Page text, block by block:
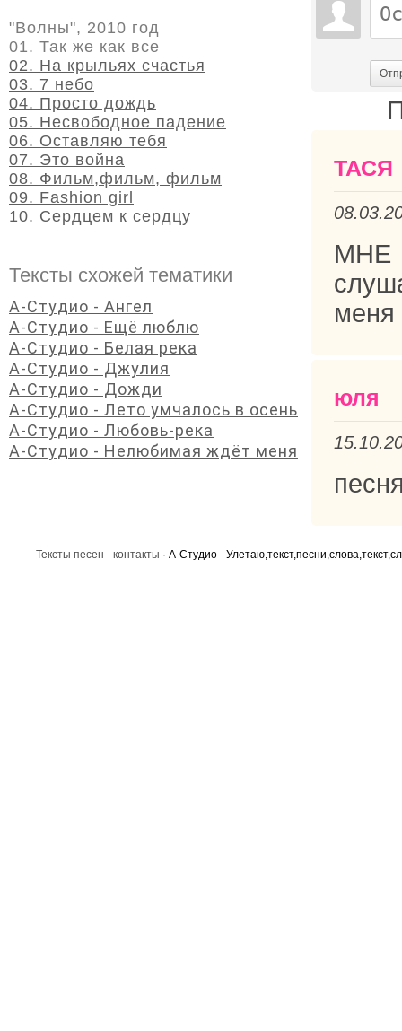
ТАСЯ
МНЕ
меня
юля
"Волны", 2010 год
01. Так же как все
02. На крыльях счастья
03. 7 небо
04. Просто дождь
05. Несвободное падение
06. Оставляю тебя
07. Это война
08. Фильм,фильм, фильм
09. Fashion girl
10. Сердцем к сердцу
Тексты схожей тематики
А-Студио - Ангел
А-Студио - Ещё люблю
А-Студио - Белая река
А-Студио - Джулия
А-Студио - Дожди
А-Студио - Лето умчалось в осень
А-Студио - Любовь-река
А-Студио - Нелюбимая ждёт меня
Тексты песен - контакты · А-Студио -